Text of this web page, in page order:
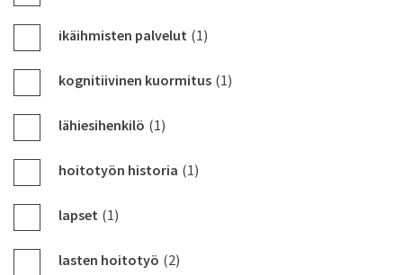
ikäihmisten palvelut (1)
kognitiivinen kuormitus (1)
lähiesihenkilö (1)
hoitotyön historia (1)
lapset (1)
lasten hoitotyö (2)